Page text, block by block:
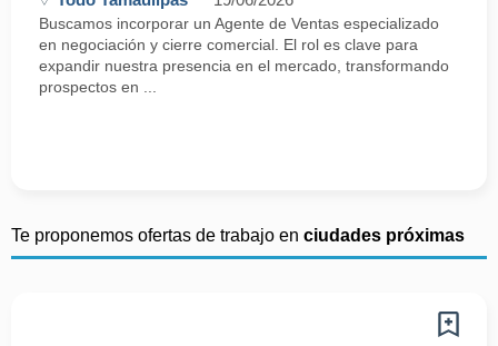
Buscamos incorporar un Agente de Ventas especializado
en negociación y cierre comercial. El rol es clave para
expandir nuestra presencia en el mercado, transformando
prospectos en ...
Te proponemos ofertas de trabajo en ciudades próximas